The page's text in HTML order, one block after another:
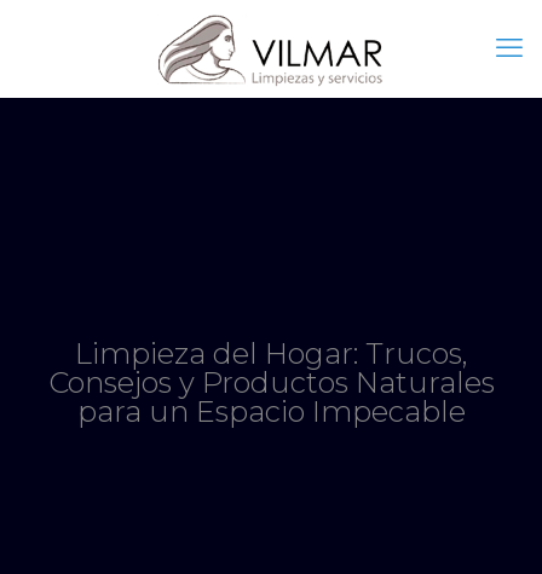
Limpieza del Hogar: Trucos,
Consejos y Productos Naturales
para un Espacio Impecable